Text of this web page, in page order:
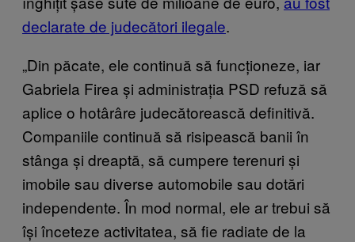
declarate de judecători ilegale.
„Din păcate, ele continuă să funcționeze, iar
Gabriela Firea și administrația PSD refuză să
aplice o hotârâre judecătorească definitivă.
Companiile continuă să risipească banii în
stânga și dreaptă, să cumpere terenuri și
imobile sau diverse automobile sau dotări
independente. În mod normal, ele ar trebui să
își înceteze activitatea, să fie radiate de la